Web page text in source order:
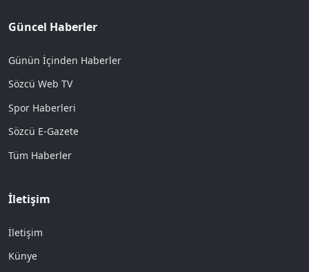
Güncel Haberler
Günün İçinden Haberler
Sözcü Web TV
Spor Haberleri
Sözcü E-Gazete
Tüm Haberler
İletişim
İletişim
Künye